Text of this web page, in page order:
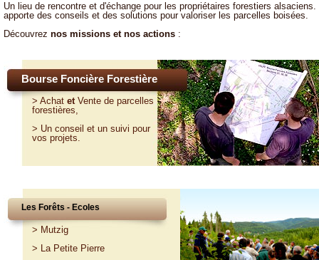
Un lieu de rencontre et d'échange pour les propriétaires forestiers alsaciens. Il
apporte des conseils et des solutions pour valoriser les parcelles boisées.
Découvrez nos missions et nos actions:
Bourse Foncière Forestière
> Achatet Ventede parcelles
forestières,
> Un conseil et un suivi pour
vos projets.
Les Forêts - Ecoles
> Mutzig
> La Petite Pierre